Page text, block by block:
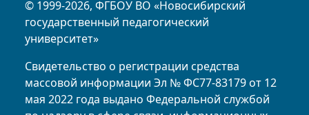
© 1999-2026, ФГБОУ ВО «Новосибирский
государственный педагогический
университет»
Свидетельство о регистрации средства
массовой информации Эл № ФС77-83179 от 12
мая 2022 года выдано Федеральной службой